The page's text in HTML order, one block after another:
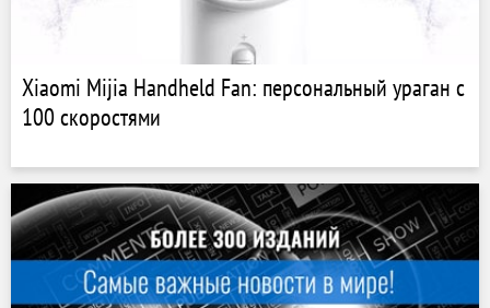
Xiaomi Mijia Handheld Fan: персональный ураган с
100 скоростями